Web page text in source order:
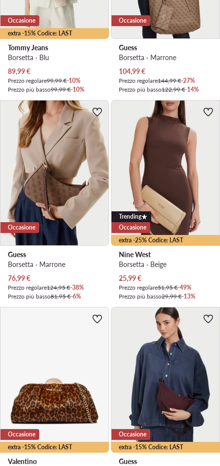
extra -15% Codice: LAST
Occasione
Tommy Jeans
Borsetta · Blu
Prezzo attuale
89,99€
Prezzo regolare99,99 €-10%
Prezzo più basso99,99 €-10%
Occasione
Guess
Borsetta · Marrone
Prezzo attuale
104,99€
Prezzo regolare144,99 €-27%
Prezzo più basso122,99 €-14%
Occasione
Guess
Borsetta · Marrone
Prezzo attuale
76,99€
Prezzo regolare124,95 €-38%
Prezzo più basso81,95 €-6%
extra -25% Codice: LAST
Trending
Occasione
Nine West
Borsetta · Beige
Prezzo attuale
25,99€
Prezzo regolare51,95 €-49%
Prezzo più basso29,99 €-13%
extra -15% Codice: LAST
Occasione
Valentino
extra -15% Codice: LAST
Occasione
Guess